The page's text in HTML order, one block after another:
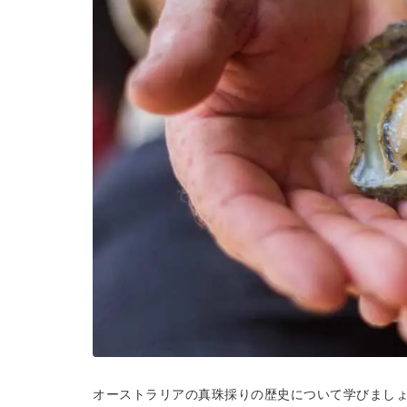
オーストラリアの真珠採りの歴史について学びまし